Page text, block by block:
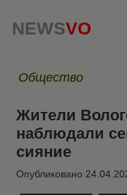
NEWSVO
Общество
Жители
наблюдали
сияние
Опубликовано